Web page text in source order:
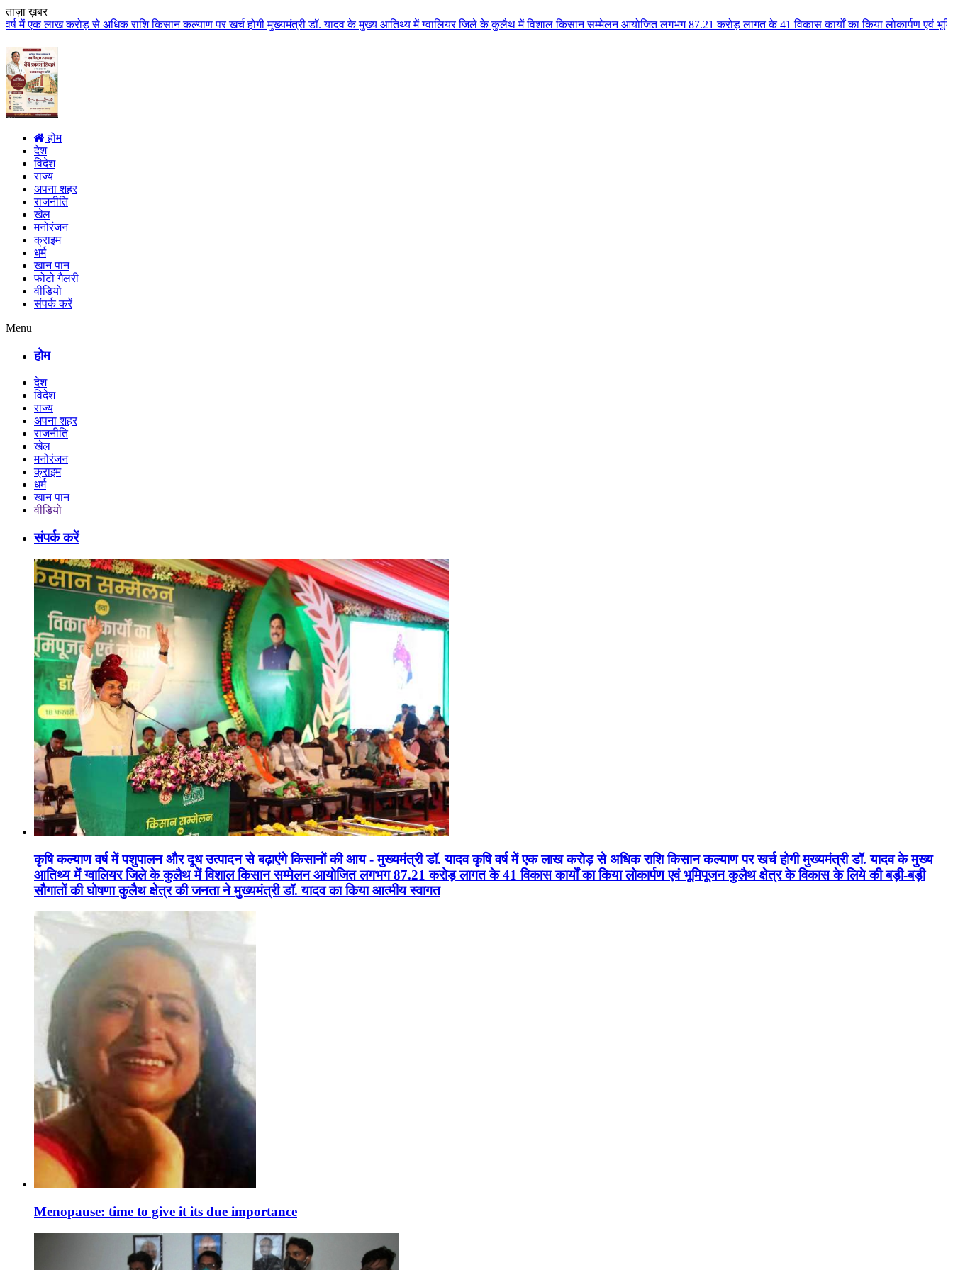
ताज़ा ख़बर
से अधिक राशि किसान कल्याण पर खर्च होगी मुख्यमंत्री डॉ. यादव के मुख्य आतिथ्य में ग्वालियर जिले के कुलैथ में विशाल किसान सम्मेलन आयोजित लगभग 87.21 करोड़ लागत के 41 विकास कार्यों का किया लोकार्पण एवं भूमिपूजन कुलैथ
होम
देश
विदेश
राज्य
अपना शहर
राजनीति
खेल
मनोरंजन
क्राइम
धर्म
खान पान
फोटो गैलरी
वीडियो
संपर्क करें
Menu
होम
देश
विदेश
राज्य
अपना शहर
राजनीति
खेल
मनोरंजन
क्राइम
धर्म
खान पान
वीडियो
संपर्क करें
कृषि कल्याण वर्ष में पशुपालन और दूध उत्पादन से बढ़ाएंगे किसानों की आय - मुख्यमंत्री डॉ. यादव कृषि वर्ष में एक लाख करोड़ से अधिक राशि किसान कल्याण पर खर्च होगी मुख्यमंत्री डॉ. यादव के मुख्य
आतिथ्य में ग्वालियर जिले के कुलैथ में विशाल किसान सम्मेलन आयोजित लगभग 87.21 करोड़ लागत के 41 विकास कार्यों का किया लोकार्पण एवं भूमिपूजन कुलैथ क्षेत्र के विकास के लिये की बड़ी-बड़ी
सौगातों की घोषणा कुलैथ क्षेत्र की जनता ने मुख्यमंत्री डॉ. यादव का किया आत्मीय स्वागत
Menopause: time to give it its due importance